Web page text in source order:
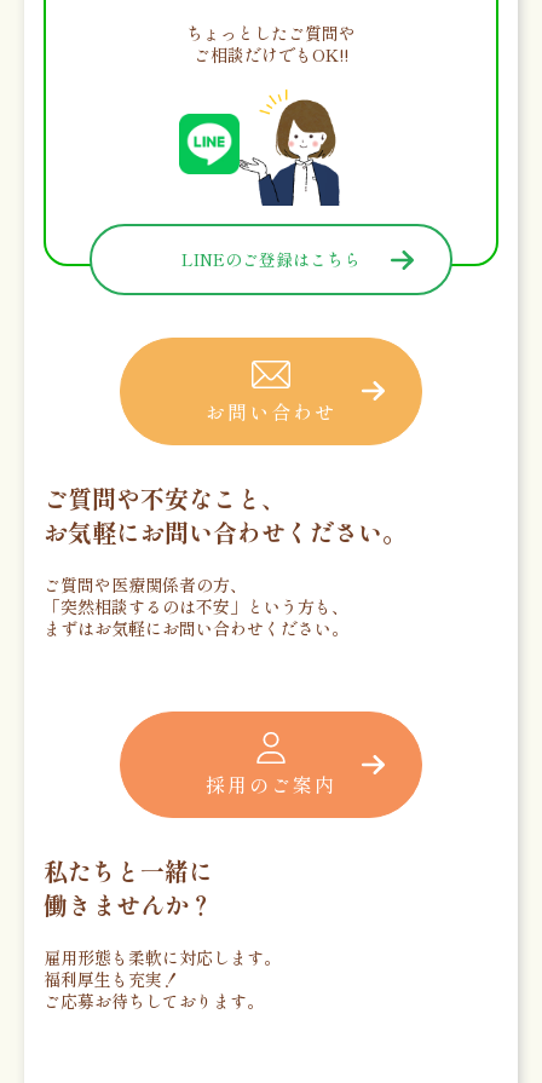
ちょっとしたご質問や
ご相談だけでもOK!!
LINEのご登録はこちら
お問い合わせ
ご質問や不安なこと、
お気軽にお問い合わせください。
ご質問や医療関係者の方、
「突然相談するのは不安」という方も、
まずはお気軽にお問い合わせください。
採用のご案内
私たちと一緒に
働きませんか？
雇用形態も柔軟に対応します。
福利厚生も充実！
ご応募お待ちしております。